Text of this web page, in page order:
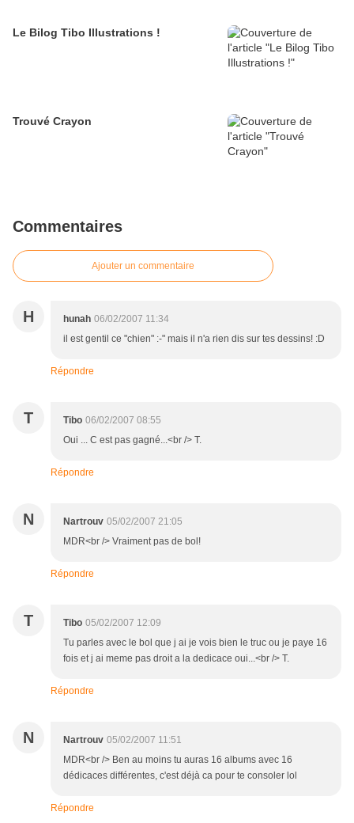
Le Bilog Tibo Illustrations !
Trouvé Crayon
Commentaires
Ajouter un commentaire
H hunah 06/02/2007 11:34
il est gentil ce "chien" :-" mais il n'a rien dis sur tes dessins! :D
Répondre
T Tibo 06/02/2007 08:55
Oui ... C est pas gagné...<br /> T.
Répondre
N Nartrouv 05/02/2007 21:05
MDR<br /> Vraiment pas de bol!
Répondre
T Tibo 05/02/2007 12:09
Tu parles avec le bol que j ai je vois bien le truc ou je paye 16
fois et j ai meme pas droit a la dedicace oui...<br /> T.
Répondre
N Nartrouv 05/02/2007 11:51
MDR<br /> Ben au moins tu auras 16 albums avec 16
dédicaces différentes, c'est déjà ca pour te consoler lol
Répondre